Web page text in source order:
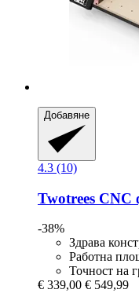
Добавяне
4.3 (10)
Twotrees CNC
-38%
Здрава
Работна
Точност на
€ 339,00 € 549,99